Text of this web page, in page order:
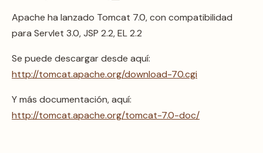
Apache ha lanzado Tomcat 7.0, con compatibilidad
para Servlet 3.0, JSP 2.2, EL 2.2
Se puede descargar desde aquí:
http://tomcat.apache.org/download-70.cgi
Y más documentación, aquí:
http://tomcat.apache.org/tomcat-7.0-doc/